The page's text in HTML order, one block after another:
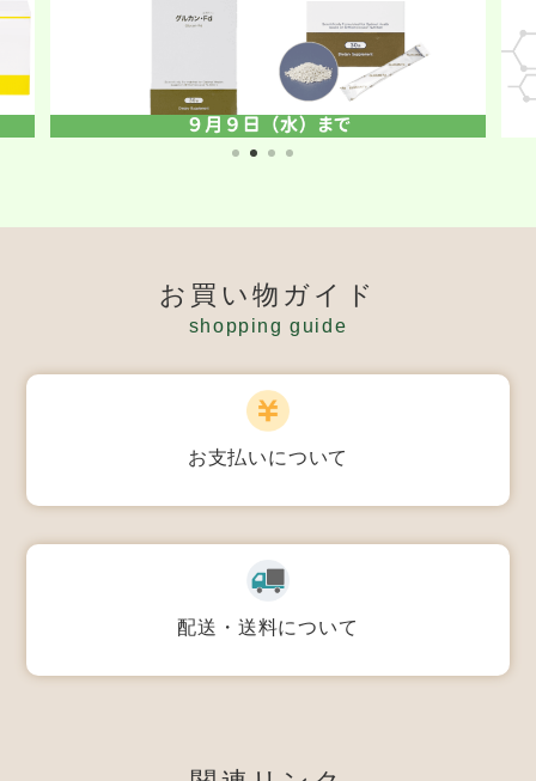
お買い物ガイド
shopping guide
お支払いについて
配送・送料について